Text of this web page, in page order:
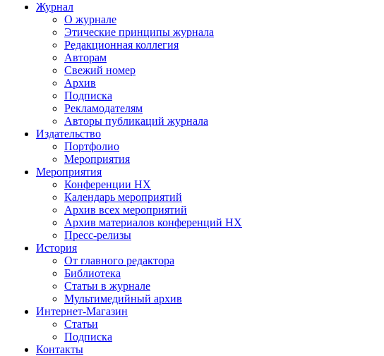
Журнал
О журнале
Этические принципы журнала
Редакционная коллегия
Авторам
Свежий номер
Архив
Подписка
Рекламодателям
Авторы публикаций журнала
Издательство
Портфолио
Мероприятия
Мероприятия
Конференции НХ
Календарь мероприятий
Архив всех мероприятий
Архив материалов конференций НХ
Пресс-релизы
История
От главного редактора
Библиотека
Статьи в журнале
Мультимедийный архив
Интернет-Магазин
Статьи
Подписка
Контакты